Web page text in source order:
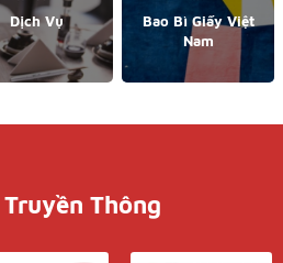
Dịch Vụ
Bao Bì Giấy Việt
Nam
Thông